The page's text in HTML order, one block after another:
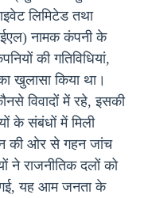
लिमिटेड तथा
नामक कंपनी के
की गतिविधियां,
खुलासा किया था।
विवादों में रहे, इसकी
के संबंधों में मिली
की ओर से गहन जांच
ने राजनीतिक दलों को
गई, यह आम जनता के